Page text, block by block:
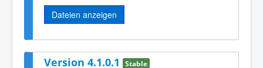
Dateien anzeigen
Version 4.1.0.1 Stable